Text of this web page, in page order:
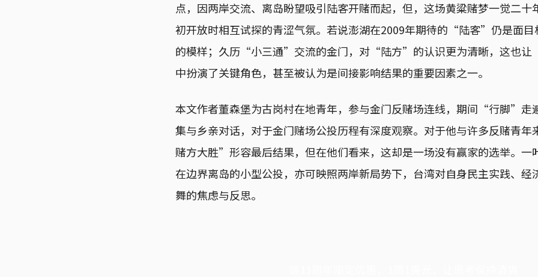
点，因两岸交流、离岛盼望吸引陆客开赌而起，但，这场黄粱赌梦一觉二十
初开放时相互试探的青涩气氛。若说澎湖在2009年期待的“陆客”仍是面目
的模样；久历“小三通”交流的金门，对“陆方”的认识更为清晰，这也
中扮演了关键角色，甚至被认为是间接影响结果的重要因素之一。
本文作者董森堡为古岗村在地青年，参与金门反赌场连线，期间“行脚”走
集与乡亲对话，对于金门赌场公投历程有深度观察。对于他与许多反赌青
赌方大胜”形容最后结果，但在他们看来，这却是一场没有赢家的选举。一
在边界离岛的小型公投，亦可映照两岸新局势下，台湾对自身民主实践、
舞的焦虑与反思。